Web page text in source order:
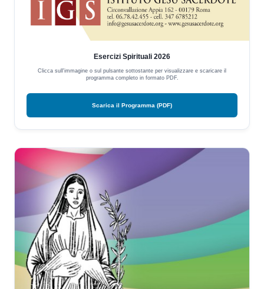
Esercizi Spirituali 2026
Clicca sull'immagine o sul pulsante sottostante per visualizzare e scaricare il
programma completo in formato PDF.
Scarica il Programma (PDF)